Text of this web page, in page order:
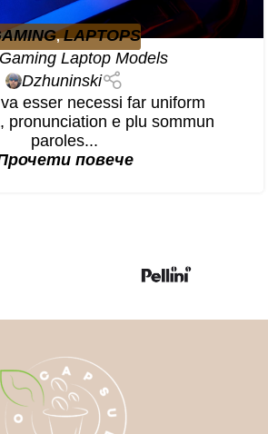
,LAPTOPS
Laptop Models
Dzhuninski
esser necessi far uniform
pronunciation e plu sommun
paroles...
повече